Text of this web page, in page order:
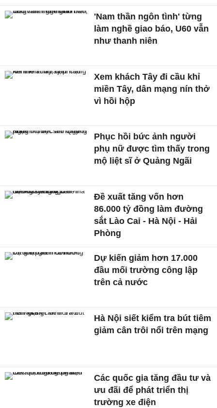
'Nam thần ngôn tình' từng
làm nghề giao báo, U60 vẫn
như thanh niên
Xem khách Tây đi cầu khỉ
miền Tây, dân mạng nín thở
vì hồi hộp
Phục hồi bức ảnh người
phụ nữ được tìm thấy trong
mộ liệt sĩ ở Quảng Ngãi
Đề xuất tăng vốn hơn
86.000 tỷ đồng làm đường
sắt Lào Cai - Hà Nội - Hải
Phòng
Dự kiến giảm hơn 17.000
đầu mối trường công lập
trên cả nước
Hà Nội siết kiểm tra bút tiêm
giảm cân trôi nổi trên mạng
Các quốc gia tăng đầu tư và
ưu đãi để phát triển thị
trường xe điện